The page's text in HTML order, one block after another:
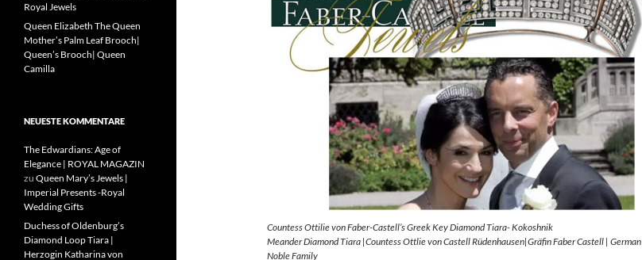
Countess Ottilie von Faber-Castell’s Greek Key Diamond Tiara- Kokoshnik
Meander Diamond Tiara |Countess Ottlie von Castell Rüdenhausen|Gräfin Faber Castell | German
Noble Family
Royal Jewels
Queen Elizabeth The Queen
Mother’s Palm Leaf Brooch|
Queen’s Brooch| Queen
Camilla
NEUESTE KOMMENTARE
The Edwardians: Age of
Elegance | ROYAL MAGAZIN
zu Queen Mary’s Jewels |
Imperial Presents -Royal
Wedding Gifts
Duchess of Oldenburg’s
Diamond Loop Tiara |
Herzogin Katharina von